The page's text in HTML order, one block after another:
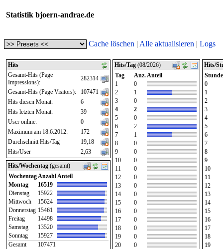
Statistik bjoern-andrae.de
Cache löschen | Alle aktualisieren | Logs
Hits
Gesamt-Hits (Page
Impressions):
282314
Gesamt-Hits (Page Visitors):
107471
Hits diesen Monat:
6
Hits letzten Monat:
39
User online:
0
Maximum am 18.6.2012:
172
Durchschnitt Hits/Tag
19,18
Hits/User
2,63
Hits/Wochentag (gesamt)
Wochentag Anzahl Anteil
Montag
16519
Dienstag
15922
Mittwoch
15624
Donnerstag 15461
Freitag
14498
Samstag
13520
Sonntag
15927
Gesamt
107471
Hits/Tag (08/2026)
Tag
Anz. Anteil
1
0
2
1
3
0
4
2
5
0
6
2
7
1
8
0
9
0
10
0
11
0
12
0
13
0
14
0
15
0
16
0
17
0
18
0
19
0
20
0
Hits/
Stunde
0
1
2
3
4
5
6
7
8
9
10
11
12
13
14
15
16
17
18
19